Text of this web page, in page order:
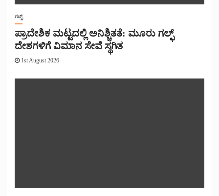
ಗಲ್ಫ್
ಪ್ರಾದೇಶಿಕ ಮಟ್ಟದಲ್ಲಿ ಅನಿಶ್ಚಿತತೆ: ಮೂರು ಗಲ್ಫ್
ದೇಶಗಳಿಗೆ ವಿಮಾನ ಸೇವೆ ಸ್ಥಗಿತ
1st August 2026